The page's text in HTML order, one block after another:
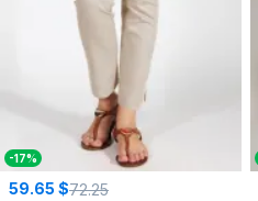
-17%
59.65 $72.25